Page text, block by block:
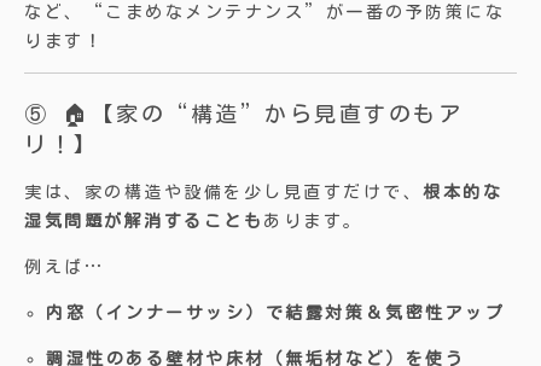
など、“こまめなメンテナンス”が一番の予防策にな
ります！
⑤ 🏠【家の“構造”から見直すのもア
リ！】
実は、家の構造や設備を少し見直すだけで、根本的な
湿気問題が解消することも あります。
例えば…
内窓（インナーサッシ）で結露対策＆気密性アップ
調湿性のある壁材や床材（無垢材など）を使う